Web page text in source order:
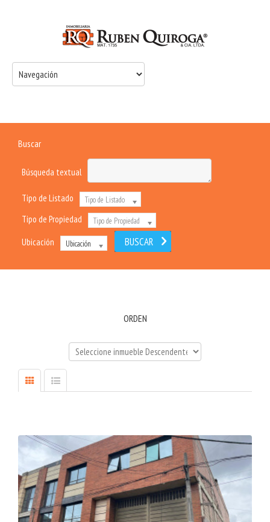
Buscar
Búsqueda textual
Tipo de Listado Tipo de Listado
Tipo de Propiedad Tipo de Propiedad
Ubicación Ubicación
ORDEN